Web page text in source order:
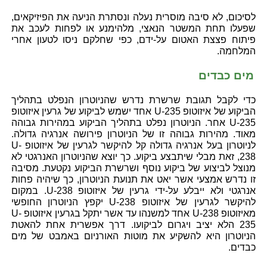
לסיכום, לא סיבה מוסרית נעלה ונסתרת הניעה את הפיזיקאים,
שפעלו תחת המשטר הנאצי, מלהימנע או לפחות לעכב את
פיתוח פצצת האטום על-ידם, כפי שחלקם ניסו לטעון אחרי
המלחמה.
מים כבדים
כדי לקבל תגובת שרשרת נדרש שהניוטרון הנפלט בתהליך
הביקוע של איזוטופ U-235 אחד ישמש לביקוע של גרעין איזוטופ
U-235 אחר. הניוטרון נפלט בתהליך הביקוע במהירות גבוהה
מאוד. מהירות גבוהה זו של הניוטרון פירושה אנרגיה גדולה.
לניוטרון בעל אנרגיה גדולה קל להיקשר לגרעין של איזוטופ U-
238, זאת מבלי שיתבצע ביקוע. כך יוצא שהניוטרון האנרגטי לא
מנוצל לביצוע של ביקוע נוסף ושרשרת הביקוע נקטעת. מסיבה
זו נדרש אמצעי אשר יאט את תנועת הניוטרון, כך שיהיה פחות
אנרגטי ולא ייבלע על-ידי גרעין של איזוטופ U-238. במקום
להיקשר לגרעין של איזוטופ U-238 יקפץ הניוטרון החופשי
מאיזוטופ U-238 אחד למשנהו עד אשר יתקל בגרעין איזוטופ U-
235 הלא יציב ויגרום לביקועו. דרך אפשרית אחת להאטת
הניוטרון היא להשקיע את מוטות האורניום באמבט של מים
כבדים.